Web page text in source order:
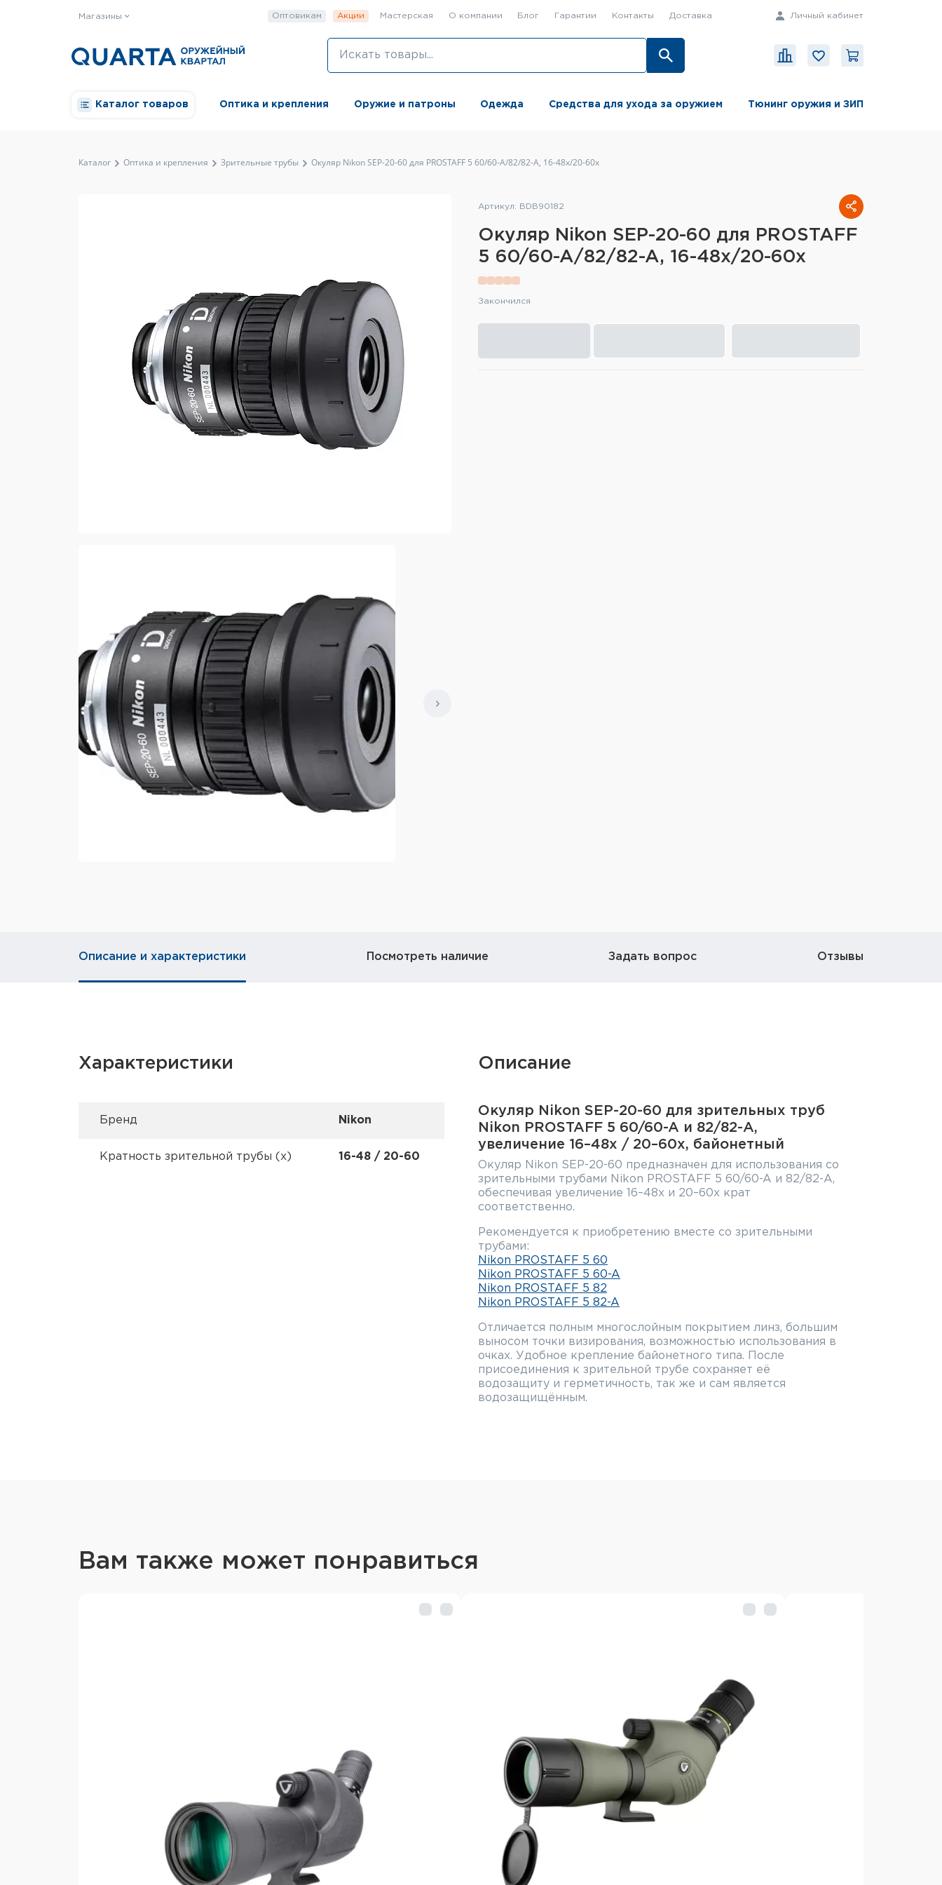
Магазины Оптовикам Акции Мастерская О компании Блог Гарантии Контакты Доставка Личный кабинет
Каталог товаров Оптика и крепления Оружие и патроны Одежда Средства для ухода за оружием Тюнинг оружия и ЗИП
Каталог Оптика и крепления Зрительные трубы Окуляр Nikon SEP-20-60 для PROSTAFF 5 60/60-A/82/82-A, 16-48x/20-60x
Артикул: BDB90182
Окуляр Nikon SEP-20-60 для PROSTAFF
5 60/60-A/82/82-A, 16-48x/20-60x
Закончился
Описание и характеристики Посмотреть наличие Задать вопрос Отзывы
Характеристики
Брeнд Nikon
Кратность зрительной трубы (х) 16-48 / 20-60
Описание
Окуляр Nikon SEP-20-60 для зрительных труб
Nikon PROSTAFF 5 60/60-A и 82/82-A,
увеличение 16–48x / 20–60x, байонетный
Окуляр Nikon SEP-20-60 предназначен для использования со
зрительными трубами Nikon PROSTAFF 5 60/60-A и 82/82-A,
обеспечивая увеличение 16–48x и 20–60x крат
соответственно.
Рекомендуется к приобретению вместе со зрительными
трубами:
Nikon PROSTAFF 5 60
Nikon PROSTAFF 5 60-A
Nikon PROSTAFF 5 82
Nikon PROSTAFF 5 82-A
Отличается полным многослойным покрытием линз, большим
выносом точки визирования, возможностью использования в
очках. Удобное крепление байонетного типа. После
присоединения к зрительной трубе сохраняет её
водозащиту и герметичность, так же и сам является
водозащищённым.
— со зрительной трубой PROSTAFF 5 82/82-A: 2,1 (при 20x)
— со зрительной трубой PROSTAFF 5 60/60-A: 45м (при
— со зрительной трубой PROSTAFF 5 82/82-A: 36м (при
20x)
Выходной зрачок:
— со зрительной трубой PROSTAFF 5 60/60-A: 3,8мм (при
— со зрительной трубой PROSTAFF 5 82/82-A: 4,1мм (при
20x)
Относительная яркость:
— со зрительной трубой PROSTAFF 5 60/60-A: 14,4 (при
Вам также может понравиться